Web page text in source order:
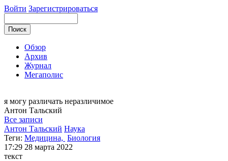
Войти Зарегистрироваться
Обзор
Архив
Журнал
Мегаполис
я могу различать неразличимое
Антон Тальский
Все записи
Антон Тальский Наука
Теги: Медицина, Биология
17:29 28 марта 2022
текст